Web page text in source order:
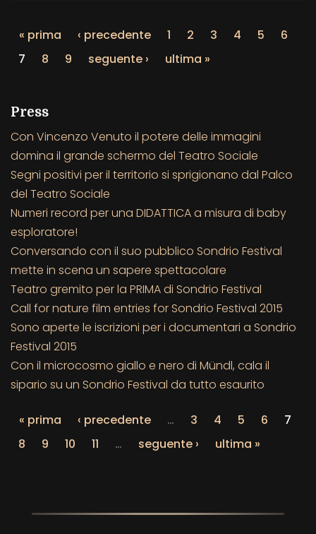
« prima ‹ precedente 1 2 3 4 5
6
7
8 9 seguente › ultima »
Press
Con Vincenzo Venuto il potere delle immagini
domina il grande schermo del Teatro Sociale
Segni positivi per il territorio si sprigionano dal Palco
del Teatro Sociale
Numeri record per una DIDATTICA a misura di baby
esploratore!
Conversando con il suo pubblico Sondrio Festival
mette in scena un sapere spettacolare
Teatro gremito per la PRIMA di Sondrio Festival
Call for nature film entries for Sondrio Festival 2015
Sono aperte le iscrizioni per i documentari a Sondrio
Festival 2015
Con il microcosmo giallo e nero di Mündl, cala il
sipario su un Sondrio Festival da tutto esaurito
« prima ‹ precedente … 3 4 5 6
7
8
9 10 11 … seguente › ultima »